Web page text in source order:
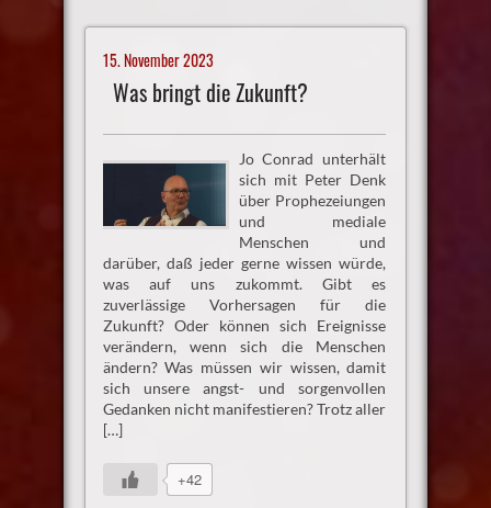
15. November 2023
Was bringt die Zukunft?
Jo Conrad unterhält
sich mit Peter Denk
über Prophezeiungen
und mediale
Menschen und
darüber, daß jeder gerne wissen würde,
was auf uns zukommt. Gibt es
zuverlässige Vorhersagen für die
Zukunft? Oder können sich Ereignisse
verändern, wenn sich die Menschen
ändern? Was müssen wir wissen, damit
sich unsere angst- und sorgenvollen
Gedanken nicht manifestieren? Trotz aller
[…]
+42